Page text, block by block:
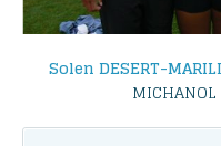
Solen DESERT-